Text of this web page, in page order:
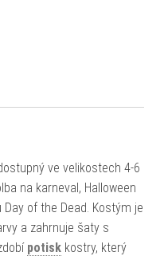
ve velikostech 4-6
na karneval, Halloween
of the Dead. Kostým je
a zahrnuje šaty s
potisk kostry, který